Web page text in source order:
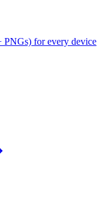
PNGs) for every device